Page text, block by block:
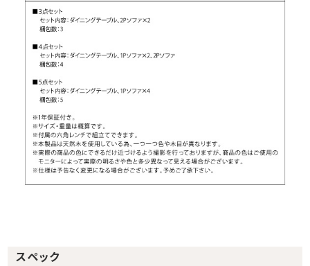
スペック